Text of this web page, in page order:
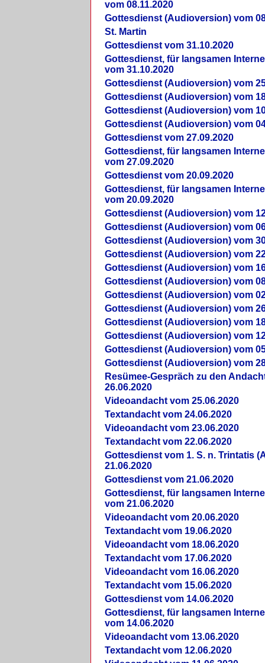
vom 08.11.2020
Gottesdienst (Audioversion) vom
St. Martin
Gottesdienst vom 31.10.2020
Gottesdienst, für langsamen
vom 31.10.2020
Gottesdienst (Audioversion) vom
Gottesdienst (Audioversion) vom
Gottesdienst (Audioversion) vom
Gottesdienst (Audioversion) vom
Gottesdienst vom 27.09.2020
Gottesdienst, für langsamen
vom 27.09.2020
Gottesdienst vom 20.09.2020
Gottesdienst, für langsamen
vom 20.09.2020
Gottesdienst (Audioversion) vom
Gottesdienst (Audioversion) vom
Gottesdienst (Audioversion) vom
Gottesdienst (Audioversion) vom
Gottesdienst (Audioversion) vom
Gottesdienst (Audioversion) vom
Gottesdienst (Audioversion) vom
Gottesdienst (Audioversion) vom
Gottesdienst (Audioversion) vom
Gottesdienst (Audioversion) vom
Gottesdienst (Audioversion) vom
Gottesdienst (Audioversion) vom
Re­sü­mee-Gespräch zu den
26.06.2020
Videoandacht vom 25.06.2020
Textandacht vom 24.06.2020
Videoandacht vom 23.06.2020
Textandacht vom 22.06.2020
Gottesdienst vom 1. S. n. Trintatis
21.06.2020
Gottesdienst vom 21.06.2020
Gottesdienst, für langsamen
vom 21.06.2020
Videoandacht vom 20.06.2020
Textandacht vom 19.06.2020
Videoandacht vom 18.06.2020
Textandacht vom 17.06.2020
Videoandacht vom 16.06.2020
Textandacht vom 15.06.2020
Gottesdienst vom 14.06.2020
Gottesdienst, für langsamen
vom 14.06.2020
Videoandacht vom 13.06.2020
Textandacht vom 12.06.2020